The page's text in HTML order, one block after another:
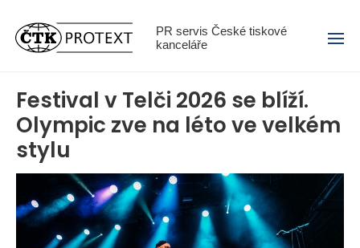
PR servis České tiskové
kanceláře
Menu
Festival v Telči 2026 se blíží.
Olympic zve na léto ve velkém
stylu